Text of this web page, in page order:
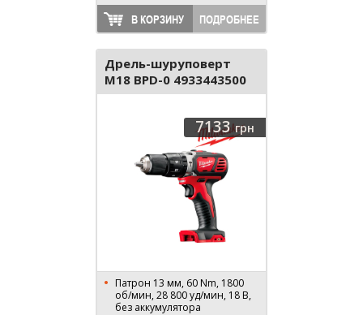
В КОРЗИНУ ПОДРОБНЕЕ
Дрель-шуруповерт
M18 BPD-0 4933443500
7133грн
Патрон 13 мм, 60 Nm, 1800
об/мин, 28 800 уд/мин, 18 В,
без аккумулятора